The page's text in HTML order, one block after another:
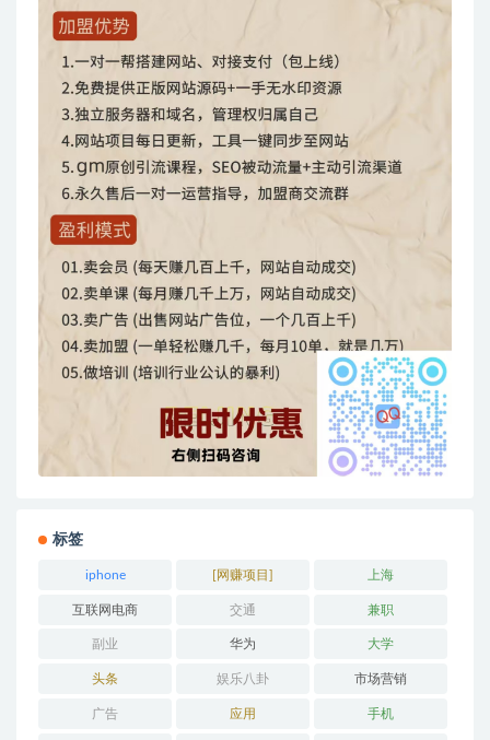
标签
iphone [网赚项目] 上海
互联网电商 交通 兼职
副业 华为 大学
头条 娱乐八卦 市场营销
广告 应用 手机